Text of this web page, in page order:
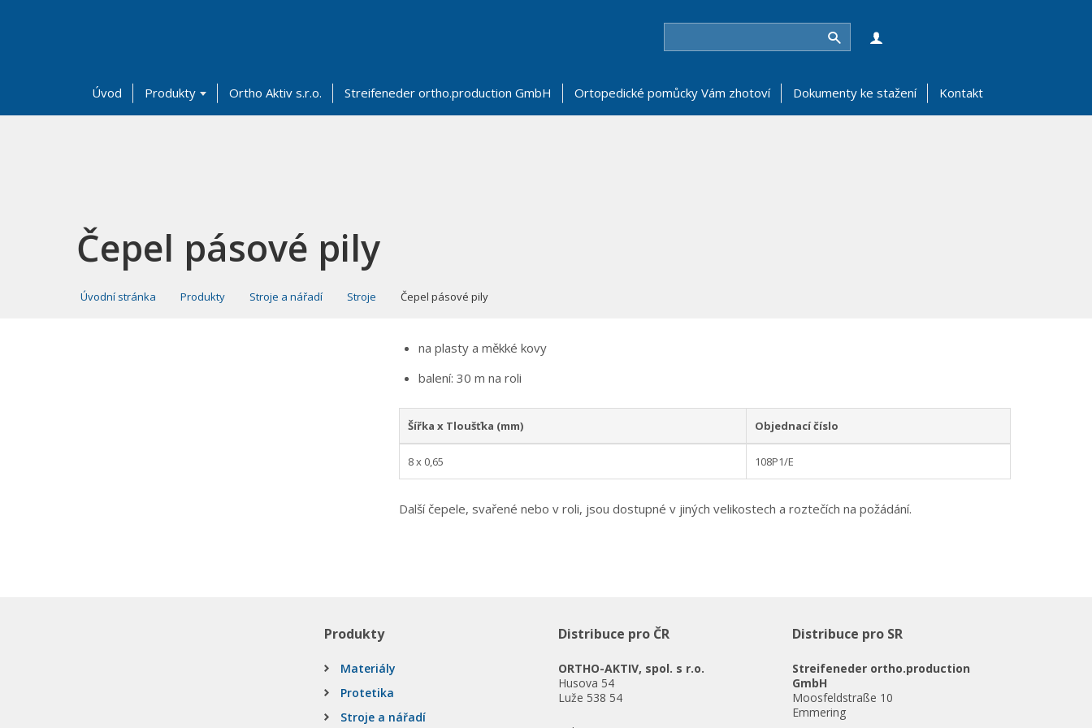
Hledat
Úvod Produkty Ortho Aktiv s.r.o. Streifeneder ortho.production GmbH Ortopedické pomůcky Vám zhotoví Dokumenty ke stažení Kontakt
Čepel pásové pily
Úvodní stránka Produkty Stroje a nářadí Stroje Čepel pásové pily
na plasty a měkké kovy
balení: 30 m na roli
Šířka x Tloušťka (mm) Objednací číslo
8 x 0,65 108P1/E
Další čepele, svařené nebo v roli, jsou dostupné v jiných velikostech a roztečích na požádání.
Produkty
Materiály
Protetika
Stroje a nářadí
Distribuce pro ČR
ORTHO-AKTIV, spol. s r.o.
Husova 54
Luže 538 54
Distribuce pro SR
Streifeneder ortho.production
GmbH
Moosfeldstraße 10
Emmering